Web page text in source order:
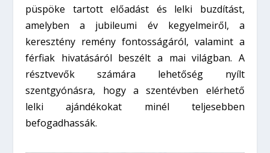
püspöke tartott előadást és lelki buzdítást,
amelyben a jubileumi év kegyelmeiről, a
keresztény remény fontosságáról, valamint a
férfiak hivatásáról beszélt a mai világban. A
résztvevők számára lehetőség nyílt
szentgyónásra, hogy a szentévben elérhető
lelki ajándékokat minél teljesebben
befogadhassák.